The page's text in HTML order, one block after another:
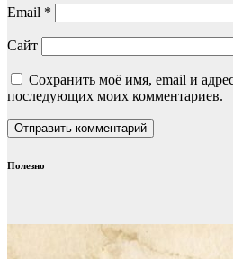
Email *
Сайт
Сохранить моё имя, email и
последующих моих комментариев.
Полезно